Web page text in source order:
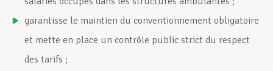
garantisse le maintien du conventionnement obligatoire
et mette en place un contrôle public strict du respect
des tarifs ;